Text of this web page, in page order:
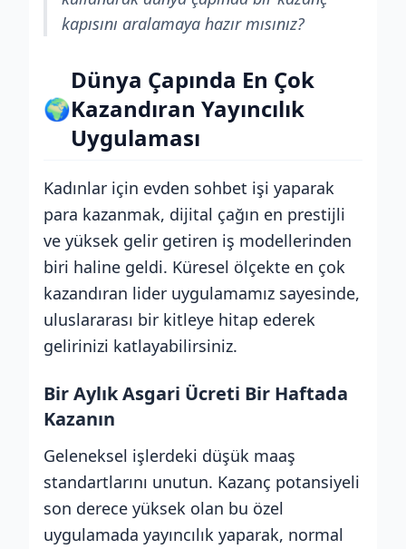
kapısını aralamaya hazır mısınız?
🌍
Dünya Çapında En Çok
Kazandıran Yayıncılık
Uygulaması
Kadınlar için evden sohbet işi yaparak
para kazanmak, dijital çağın en prestijli
ve yüksek gelir getiren iş modellerinden
biri haline geldi. Küresel ölçekte en çok
kazandıran lider uygulamamız sayesinde,
uluslararası bir kitleye hitap ederek
gelirinizi katlayabilirsiniz.
Bir Aylık Asgari Ücreti Bir Haftada
Kazanın
Geleneksel işlerdeki düşük maaş
standartlarını unutun. Kazanç potansiyeli
son derece yüksek olan bu özel
uygulamada yayıncılık yaparak, normal